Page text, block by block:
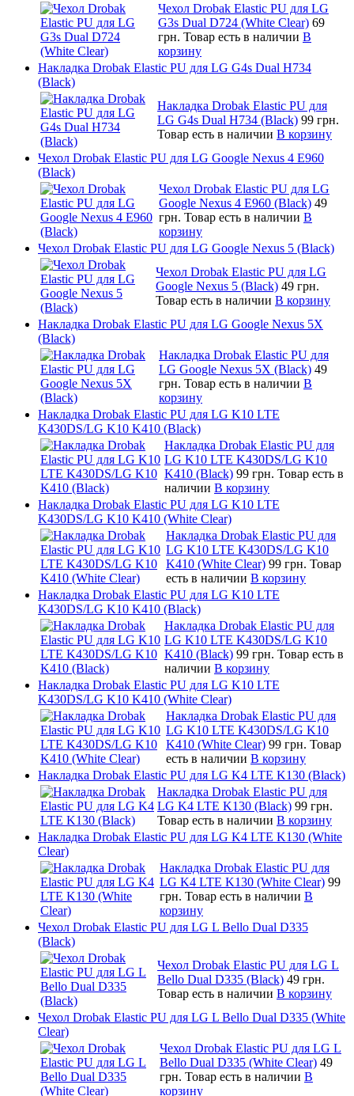
Чехол Drobak Elastic PU для LG
G3s Dual D724 (White Clear) 69
грн. Товар есть в наличии В
корзину
Накладка Drobak Elastic PU для LG G4s Dual H734
(Black)
Накладка Drobak Elastic PU для
LG G4s Dual H734 (Black) 99 грн.
Товар есть в наличии В корзину
Чехол Drobak Elastic PU для LG Google Nexus 4 E960
(Black)
Чехол Drobak Elastic PU для LG
Google Nexus 4 E960 (Black) 49
грн. Товар есть в наличии В
корзину
Чехол Drobak Elastic PU для LG Google Nexus 5 (Black)
Чехол Drobak Elastic PU для LG
Google Nexus 5 (Black) 49 грн.
Товар есть в наличии В корзину
Накладка Drobak Elastic PU для LG Google Nexus 5X
(Black)
Накладка Drobak Elastic PU для
LG Google Nexus 5X (Black) 49
грн. Товар есть в наличии В
корзину
Накладка Drobak Elastic PU для LG K10 LTE
K430DS/LG K10 K410 (Black)
Накладка Drobak Elastic PU для
LG K10 LTE K430DS/LG K10
K410 (Black) 99 грн. Товар есть в
наличии В корзину
Накладка Drobak Elastic PU для LG K10 LTE
K430DS/LG K10 K410 (White Clear)
Накладка Drobak Elastic PU для
LG K10 LTE K430DS/LG K10
K410 (White Clear) 99 грн. Товар
есть в наличии В корзину
Накладка Drobak Elastic PU для LG K10 LTE
K430DS/LG K10 K410 (Black)
Накладка Drobak Elastic PU для
LG K10 LTE K430DS/LG K10
K410 (Black) 99 грн. Товар есть в
наличии В корзину
Накладка Drobak Elastic PU для LG K10 LTE
K430DS/LG K10 K410 (White Clear)
Накладка Drobak Elastic PU для
LG K10 LTE K430DS/LG K10
K410 (White Clear) 99 грн. Товар
есть в наличии В корзину
Накладка Drobak Elastic PU для LG K4 LTE K130 (Black)
Накладка Drobak Elastic PU для
LG K4 LTE K130 (Black) 99 грн.
Товар есть в наличии В корзину
Накладка Drobak Elastic PU для LG K4 LTE K130 (White
Clear)
Накладка Drobak Elastic PU для
LG K4 LTE K130 (White Clear) 99
грн. Товар есть в наличии В
корзину
Чехол Drobak Elastic PU для LG L Bello Dual D335
(Black)
Чехол Drobak Elastic PU для LG L
Bello Dual D335 (Black) 49 грн.
Товар есть в наличии В корзину
Чехол Drobak Elastic PU для LG L Bello Dual D335 (White
Clear)
Чехол Drobak Elastic PU для LG L
Bello Dual D335 (White Clear) 49
грн. Товар есть в наличии В
корзину